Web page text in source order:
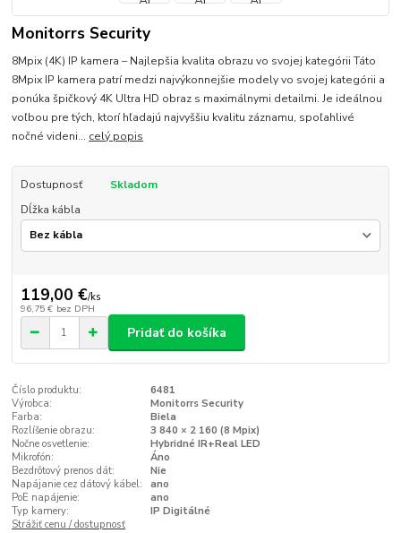
Monitorrs Security
8Mpix (4K) IP kamera – Najlepšia kvalita obrazu vo svojej kategórii Táto
8Mpix IP kamera patrí medzi najvýkonnejšie modely vo svojej kategórii a
ponúka špičkový 4K Ultra HD obraz s maximálnymi detailmi. Je ideálnou
voľbou pre tých, ktorí hľadajú najvyššiu kvalitu záznamu, spoľahlivé
nočné videni... celý popis
Dostupnosť
Skladom
Dĺžka kábla
119,00 €/ks
96,75 € bez DPH
Pridať do košíka
Číslo produktu:
6481
Výrobca:
Monitorrs Security
Farba:
Biela
Rozlíšenie obrazu:
3 840 × 2 160 (8 Mpix)
Nočne osvetlenie:
Hybridné IR+Real LED
Mikrofón:
Áno
Bezdrôtový prenos dát:
Nie
Napájanie cez dátový kábel:
ano
PoE napájenie:
ano
Typ kamery:
IP Digitálné
Strážiť cenu / dostupnosť